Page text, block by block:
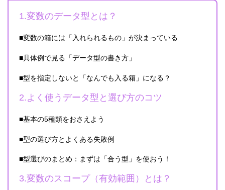
1.変数のデータ型とは？
■変数の箱には「入れられるもの」が決まっている
■具体例で見る「データ型の書き方」
■型を指定しないと「なんでも入る箱」になる？
2.よく使うデータ型と選び方のコツ
■基本の5種類をおさえよう
■型の選び方とよくある失敗例
■型選びのまとめ：まずは「合う型」を使おう！
3.変数のスコープ（有効範囲）とは？